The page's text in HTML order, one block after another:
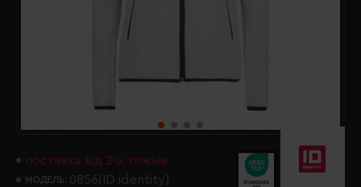
поставка від 2-х тижнів
МОДЕЛЬ: 0856(ID identity)